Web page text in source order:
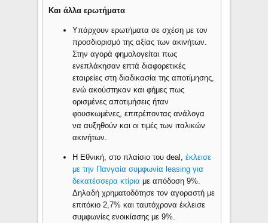
Και άλλα ερωτήματα
Υπάρχουν ερωτήματα σε σχέση με τον
προσδιορισμό της αξίας των ακινήτων.
Στην αγορά φημολογείται πως
ενεπλάκησαν επτά διαφορετικές
εταιρείες στη διαδικασία της αποτίμησης,
ενώ ακούστηκαν και φήμες πως
ορισμένες αποτιμήσεις ήταν
φουσκωμένες, επιτρέποντας ανάλογα
να αυξηθούν και οι τιμές των ιταλικών
ακινήτων.
Η Εθνική, στο πλαίσιο του deal,έκλεισε
με την Πανγαία συμφωνία leasing για
δεκατέσσερα κτίρια με απόδοση 9%.
Δηλαδή χρηματοδότησε τον αγοραστή με
επιτόκιο 2,7% και ταυτόχρονα έκλεισε
συμφωνίες ενοικίασης με 9%.